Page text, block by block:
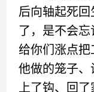
后向轴起死
了，是不会
给你们涨点
他做的笼子
上了钩、回